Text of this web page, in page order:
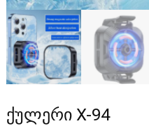
ქულერი X-94